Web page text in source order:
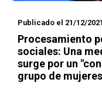
Publicado el 21/12/2021
Procesamiento
sociales: Una
surge por un
grupo de mujeres